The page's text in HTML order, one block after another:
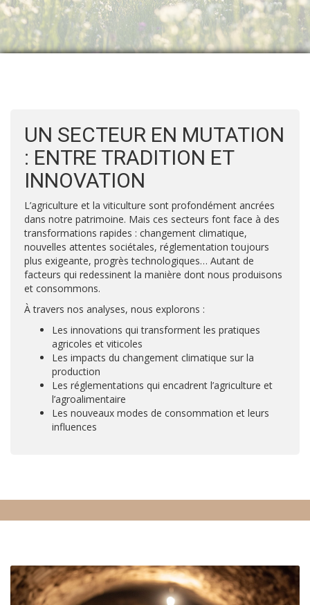
UN SECTEUR EN MUTATION
: ENTRE TRADITION ET
INNOVATION
L’agriculture et la viticulture sont profondément ancrées
dans notre patrimoine. Mais ces secteurs font face à des
transformations rapides : changement climatique,
nouvelles attentes sociétales, réglementation toujours
plus exigeante, progrès technologiques… Autant de
facteurs qui redessinent la manière dont nous produisons
et consommons.
À travers nos analyses, nous explorons :
Les innovations qui transforment les pratiques
agricoles et viticoles
Les impacts du changement climatique sur la
production
Les réglementations qui encadrent l’agriculture et
l’agroalimentaire
Les nouveaux modes de consommation et leurs
influences